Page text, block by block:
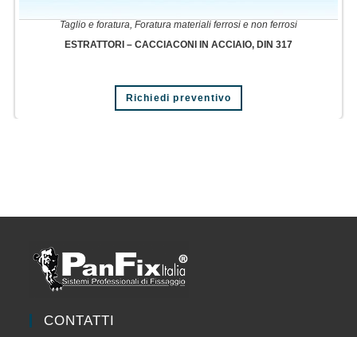
Taglio e foratura, Foratura materiali ferrosi e non ferrosi
ESTRATTORI – CACCIACONI IN ACCIAIO, DIN 317
Richiedi preventivo
CONTATTI